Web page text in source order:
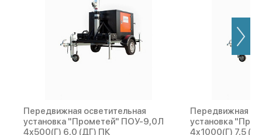
Передвижная осветительная
установка "Прометей" ПОУ-9,0Л
4х500(Г) 6,0 (ДГ) ПК
Передвижная
установка
4х1000(Г) 7,5